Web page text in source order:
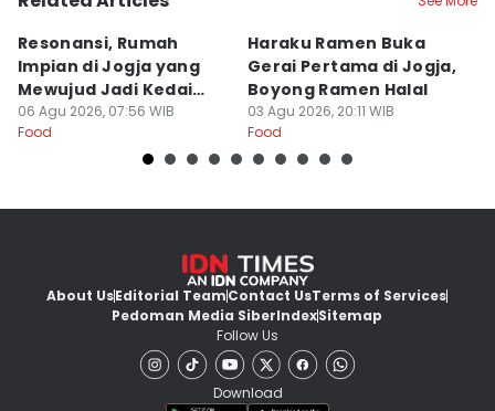
Resonansi, Rumah
Impian di Jogja yang
Mewujud Jadi Kedai
Ramen dan Burger
06 Agu 2026, 07:56 WIB
Food
Haraku Ramen Buka
Gerai Pertama di Jogja,
Boyong Ramen Halal
03 Agu 2026, 20:11 WIB
Food
About UsEditorial TeamContact UsTerms of Services
Pedoman Media SiberIndexSitemap
Follow Us
Download